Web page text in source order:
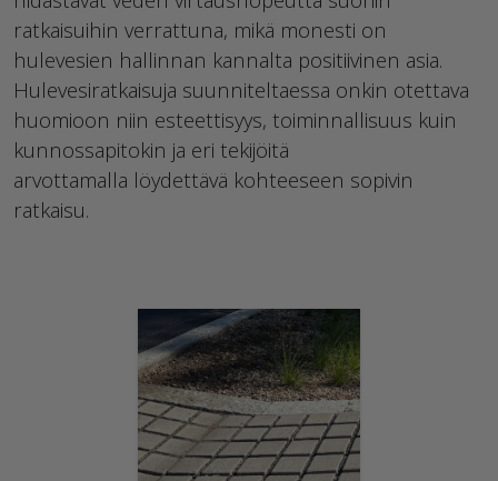
ratkaisuihin verrattuna, mikä monesti on
hulevesien hallinnan kannalta positiivinen asia.
Hulevesiratkaisuja suunniteltaessa onkin otettava
huomioon niin esteettisyys, toiminnallisuus kuin
kunnossapitokin ja eri tekijöitä
arvottamalla löydettävä kohteeseen sopivin
ratkaisu.